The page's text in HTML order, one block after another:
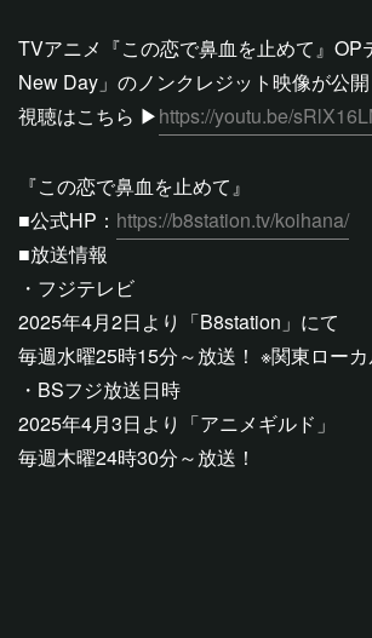
TVアニメ『この恋で鼻血を止めて』OP
New Day」のノンクレジット映像が公開
視聴はこちら ▶︎https://youtu.be/
『この恋で鼻血を止めて』
■公式HP： https://b8station.tv/koihana/
■放送情報
・フジテレビ
2025年4月2日より「B8station」にて
毎週水曜25時15分～放送！ ※関東ロー
・BSフジ放送日時
2025年4月3日より「アニメギルド」
毎週木曜24時30分～放送！